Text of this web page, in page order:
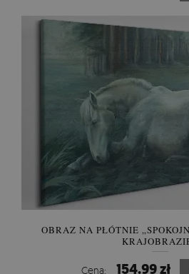
OBRAZ NA PŁÓTNIE
Cena: 154.99 zł